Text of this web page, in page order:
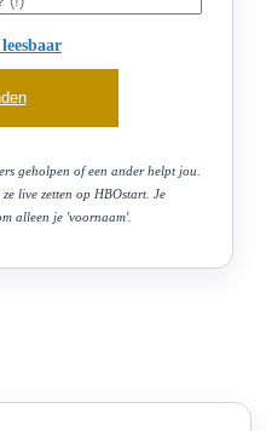
geholpen of een ander helpt jou.
live zetten op HBOstart. Je
alleen je 'voornaam'.